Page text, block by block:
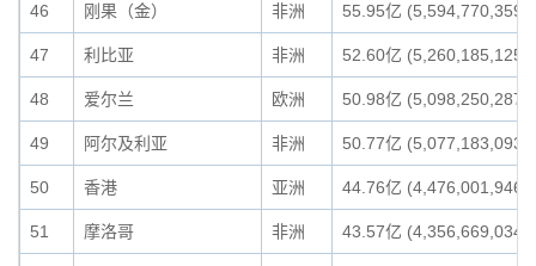
46 刚果（金） 非洲 55.95亿 (5,594,770,359)
47 利比亚 非洲 52.60亿 (5,260,185,125)
48 爱尔兰 欧洲 50.98亿 (5,098,250,287)
49 阿尔及利亚 非洲 50.77亿 (5,077,183,093)
50 香港 亚洲 44.76亿 (4,476,001,946)
51 摩洛哥 非洲 43.57亿 (4,356,669,034)